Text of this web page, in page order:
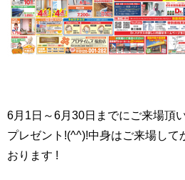
6月1日～6月30日までにご来場頂
プレゼント!(^^)!中身はご来場して
おります !